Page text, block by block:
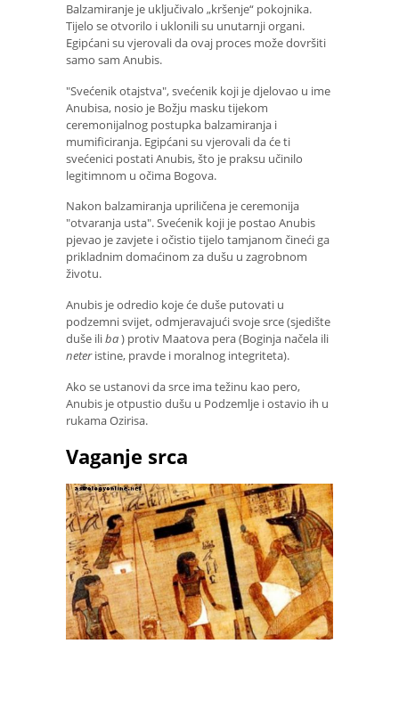
Balzamiranje je uključivalo „kršenje“ pokojnika.
Tijelo se otvorilo i uklonili su unutarnji organi.
Egipćani su vjerovali da ovaj proces može dovršiti
samo sam Anubis.
"Svećenik otajstva", svećenik koji je djelovao u ime
Anubisa, nosio je Božju masku tijekom
ceremonijalnog postupka balzamiranja i
mumificiranja. Egipćani su vjerovali da će ti
svećenici postati Anubis, što je praksu učinilo
legitimnom u očima Bogova.
Nakon balzamiranja upriličena je ceremonija
"otvaranja usta". Svećenik koji je postao Anubis
pjevao je zavjete i očistio tijelo tamjanom čineći ga
prikladnim domaćinom za dušu u zagrobnom
životu.
Anubis je odredio koje će duše putovati u
podzemni svijet, odmjeravajući svoje srce (sjedište
duše iliba) protiv Maatova pera (Boginja načela ili
neteristine, pravde i moralnog integriteta).
Ako se ustanovi da srce ima težinu kao pero,
Anubis je otpustio dušu u Podzemlje i ostavio ih u
rukama Ozirisa.
Vaganje srca